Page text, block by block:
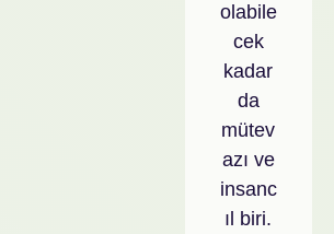
olabile
cek
kadar
da
mütev
azı ve
insanc
ıl biri.